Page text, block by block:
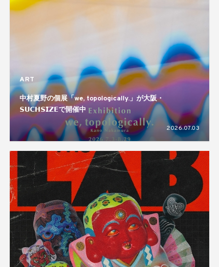
ART
中村夏野の個展「we, topologically.」が大阪・
𝗦𝗨𝗖𝗛𝗦𝗜𝗭𝗘で開催中
2026.07.03